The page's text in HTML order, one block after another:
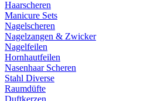
Haarscheren
Manicure Sets
Nagelscheren
Nagelzangen & Zwicker
Nagelfeilen
Hornhautfeilen
Nasenhaar Scheren
Stahl Diverse
Raumdüfte
Duftkerzen